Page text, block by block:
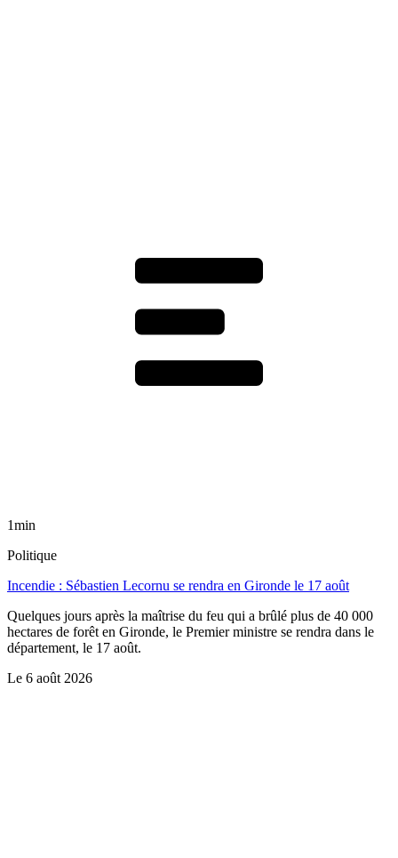
1min
Politique
Incendie : Sébastien Lecornu se rendra en Gironde le 17 août
Quelques jours après la maîtrise du feu qui a brûlé plus de 40 000
hectares de forêt en Gironde, le Premier ministre se rendra dans le
département, le 17 août.
Le 6 août 2026